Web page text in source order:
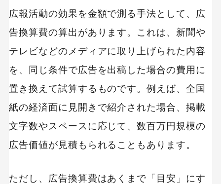
キーワードから記事を検索
カテゴリーから記事を検索
検索する
広報活動の効果を金額で測る手法として、広
告換算費の算出があります。これは、新聞や
テレビなどのメディアに取り上げられた内容
を、同じ条件で広告を出稿した場合の費用に
置き換えて試算するものです。例えば、全国
紙の経済面に見開きで紹介された場合、掲載
文字数やスペースに応じて、数百万円規模の
広告価値が見積もられることもあります。
ただし、広告換算費はあくまで「目安」にす